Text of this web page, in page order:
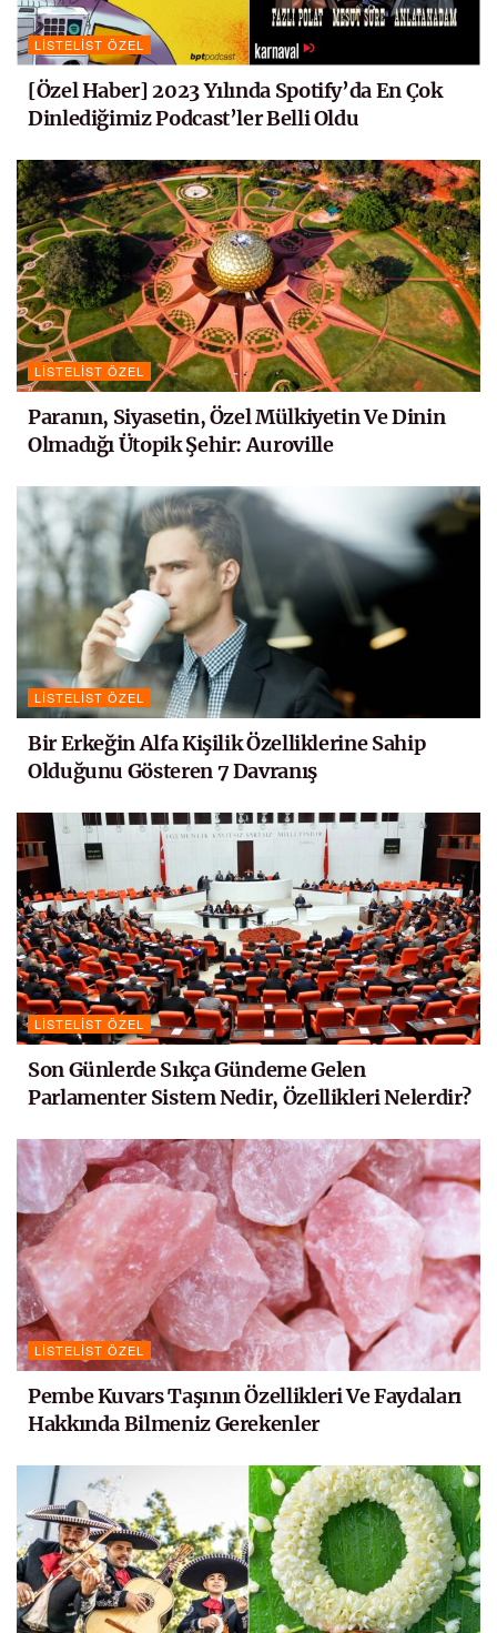
LISTELIST ÖZEL
[Özel Haber] 2023 Yılında Spotify’da En Çok
Dinlediğimiz Podcast’ler Belli Oldu
LISTELIST ÖZEL
Paranın, Siyasetin, Özel Mülkiyetin Ve Dinin
Olmadığı Ütopik Şehir: Auroville
LISTELIST ÖZEL
Bir Erkeğin Alfa Kişilik Özelliklerine Sahip
Olduğunu Gösteren 7 Davranış
LISTELIST ÖZEL
Son Günlerde Sıkça Gündeme Gelen
Parlamenter Sistem Nedir, Özellikleri Nelerdir?
LISTELIST ÖZEL
Pembe Kuvars Taşının Özellikleri Ve Faydaları
Hakkında Bilmeniz Gerekenler